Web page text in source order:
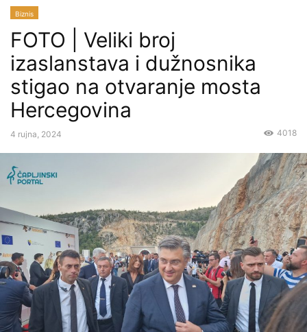
Biznis
FOTO | Veliki broj
izaslanstava i dužnosnika
stigao na otvaranje mosta
Hercegovina
4 rujna, 2024 4018